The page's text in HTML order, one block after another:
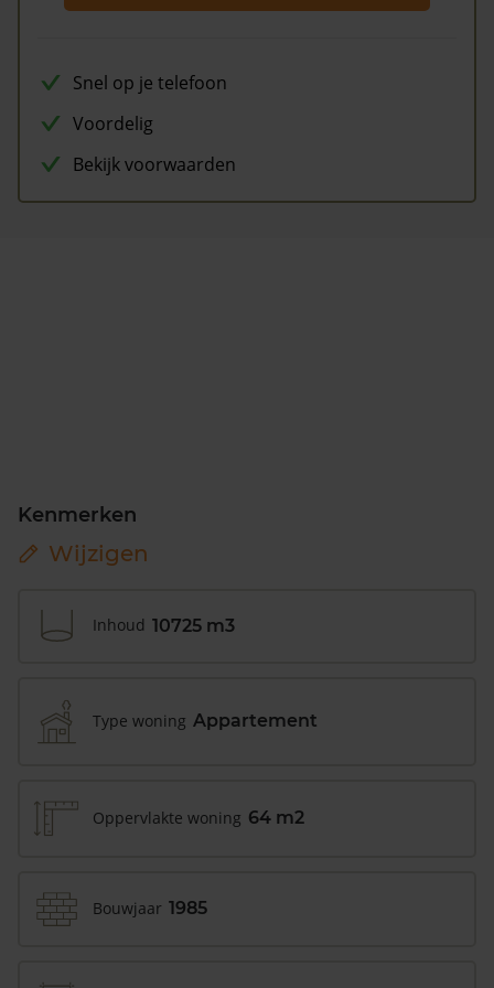
Snel op je telefoon
Voordelig
Bekijk voorwaarden
Kenmerken
Wijzigen
Inhoud 10725 m3
Type woning Appartement
Oppervlakte woning 64 m2
Bouwjaar 1985